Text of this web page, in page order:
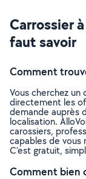
Carrossier
faut savoir
Comment
Vous cherchez un
directement les
demande auprès
localisation.
carossiers,
capables de vous
C’est gratuit,
Comment bien